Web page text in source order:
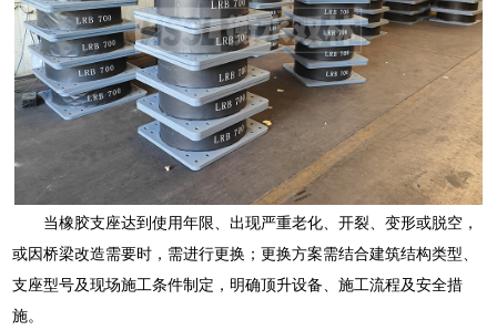
当橡胶支座达到使用年限、出现严重老化、开裂、变形或脱空，
或因桥梁改造需要时，需进行更换；更换方案需结合建筑结构类型、
支座型号及现场施工条件制定，明确顶升设备、施工流程及安全措
施。